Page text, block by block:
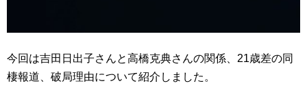
今回は吉田日出子さんと高橋克典さんの関係、21歳差の同
棲報道、破局理由について紹介しました。